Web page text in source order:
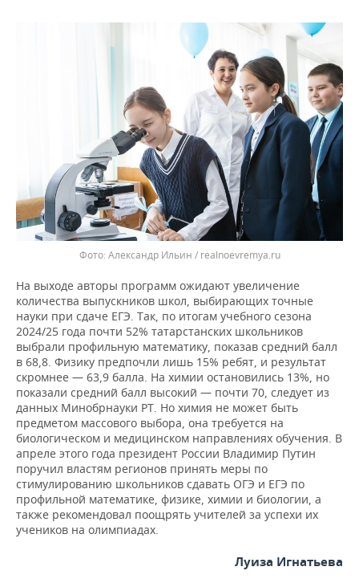
Александр Ильин / realnoevremya.ru
На выходе авторы программ ожидают увеличение
количества выпускников школ, выбирающих точные
науки при сдаче ЕГЭ. Так, по итогам учебного сезона
2024/25 года почти 52% татарстанских школьников
выбрали профильную математику, показав средний балл
в 68,8. Физику предпочли лишь 15% ребят, и результат
скромнее — 63,9 балла. На химии остановились 13%, но
показали средний балл высокий — почти 70, следует из
данных Минобрнауки РТ. Но химия не может быть
предметом массового выбора, она требуется на
биологическом и медицинском направлениях обучения. В
апреле этого года президент России Владимир Путин
поручил властям регионов принять меры по
стимулированию школьников сдавать ОГЭ и ЕГЭ по
профильной математике, физике, химии и биологии, а
также рекомендовал поощрять учителей за успехи их
учеников на олимпиадах.
Луиза Игнатьева